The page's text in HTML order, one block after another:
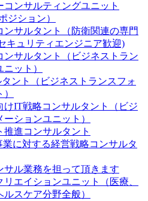
コンサルティングユニット
ジション）
ンサルタント（防衛関連の専門
キュリティエンジニア歓迎)
ンサルタント（ビジネストラン
ット）
ント（ビジネストランスフォ
けIT戦略コンサルタント（ビジ
ションユニット）
進コンサルタント
業に対する経営戦略コンサルタ
サル業務を担って頂きます
エイションユニット（医療、
スケア分野全般）